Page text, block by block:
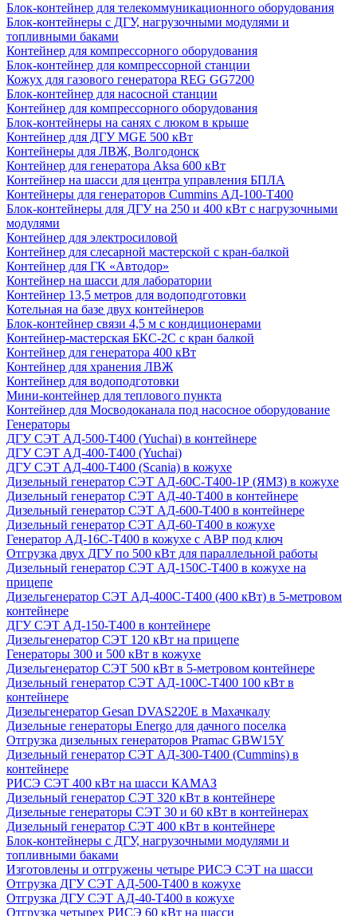
Блок-контейнер для телекоммуникационного оборудования
Блок-контейнеры с ДГУ, нагрузочными модулями и
топливными баками
Контейнер для компрессорного оборудования
Блок-контейнер для компрессорной станции
Кожух для газового генератора REG GG7200
Блок-контейнер для насосной станции
Контейнер для компрессорного оборудования
Блок-контейнеры на санях с люком в крыше
Контейнер для ДГУ MGE 500 кВт
Контейнеры для ЛВЖ, Волгодонск
Контейнер для генератора Aksa 600 кВт
Контейнер на шасси для центра управления БПЛА
Контейнеры для генераторов Cummins АД-100-Т400
Блок-контейнеры для ДГУ на 250 и 400 кВт с нагрузочными
модулями
Контейнер для электросиловой
Контейнер для слесарной мастерской с кран-балкой
Контейнер для ГК «Автодор»
Контейнер на шасси для лаборатории
Контейнер 13,5 метров для водоподготовки
Котельная на базе двух контейнеров
Блок-контейнер связи 4,5 м с кондиционерами
Контейнер-мастерская БКС-2С с кран балкой
Контейнер для генератора 400 кВт
Контейнер для хранения ЛВЖ
Контейнер для водоподготовки
Мини-контейнер для теплового пункта
Контейнер для Мосводоканала под насосное оборудование
Генераторы
ДГУ СЭТ АД-500-Т400 (Yuchai) в контейнере
ДГУ СЭТ АД-400-Т400 (Yuchai)
ДГУ СЭТ АД-400-Т400 (Scania) в кожухе
Дизельный генератор СЭТ АД-60С-Т400-1Р (ЯМЗ) в кожухе
Дизельный генератор СЭТ АД-40-Т400 в контейнере
Дизельный генератор СЭТ АД-600-Т400 в контейнере
Дизельный генератор СЭТ АД-60-Т400 в кожухе
Генератор АД-16С-Т400 в кожухе с АВР под ключ
Отгрузка двух ДГУ по 500 кВт для параллельной работы
Дизельный генератор СЭТ АД-150С-Т400 в кожухе на
прицепе
Дизельгенератор СЭТ АД-400С-Т400 (400 кВт) в 5-метровом
контейнере
ДГУ СЭТ АД-150-Т400 в контейнере
Дизельгенератор СЭТ 120 кВт на прицепе
Генераторы 300 и 500 кВт в кожухе
Дизельгенератор СЭТ 500 кВт в 5-метровом контейнере
Дизельный генератор СЭТ АД-100С-Т400 100 кВт в
контейнере
Дизельгенератор Gesan DVAS220E в Махачкалу
Дизельные генераторы Energo для дачного поселка
Отгрузка дизельных генераторов Pramac GВW15Y
Дизельный генератор СЭТ АД-300-Т400 (Cummins) в
контейнере
РИСЭ СЭТ 400 кВт на шасси КАМАЗ
Дизельный генератор СЭТ 320 кВт в контейнере
Дизельные генераторы СЭТ 30 и 60 кВт в контейнерах
Дизельный генератор СЭТ 400 кВт в контейнере
Блок-контейнеры с ДГУ, нагрузочными модулями и
топливными баками
Изготовлены и отгружены четыре РИСЭ СЭТ на шасси
Отгрузка ДГУ СЭТ АД-500-Т400 в кожухе
Отгрузка ДГУ СЭТ АД-40-Т400 в кожухе
Отгрузка четырех РИСЭ 60 кВт на шасси